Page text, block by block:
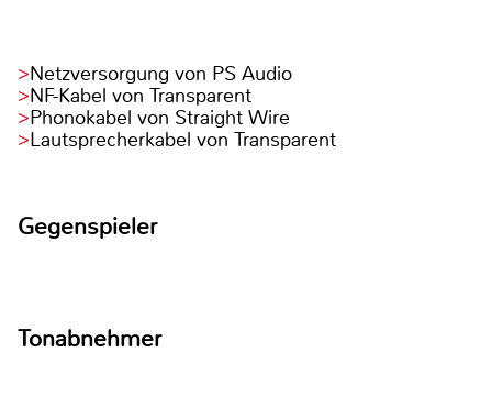
Netzversorgung von PS Audio
NF-Kabel von Transparent
Phonokabel von Straight Wire
Lautsprecherkabel von Transparent
Gegenspieler
Tonabnehmer